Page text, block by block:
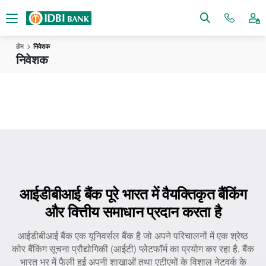
होम निवेशक
निवेशक
आईडीबीआई बैंक पूरे भारत में वैयक्तिकृत बैंकिंग
और वित्तीय समाधान प्रदान करता है
आईडीबीआई बैंक एक यूनिवर्सल बैंक है जो अपने परिचालनों में एक श्रेष्ठ
कोर बैंकिंग सूचना प्रौद्योगिकी (आईटी) प्लेटफॉर्म का प्रयोग कर रहा है. बैंक
भारत भर में फैली हुई अपनी शाखाओं तथा एटीएमों के विशाल नेटवर्क के